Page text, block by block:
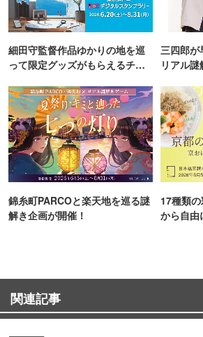
細田守監督作品ゆかりの地を巡
って限定グッズがもらえるチャ
三四郎が
リアル
錦糸町PARCOと楽天地を巡る謎
解き企画が開催！
17種類
から自由
関連記事